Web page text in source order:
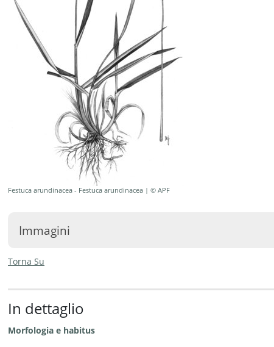
Festuca arundinacea - Festuca arundinacea | © APF
Immagini
Festuca
arundinacea -
Festuca
Torna Su
In dettaglio
Morfologia e habitus